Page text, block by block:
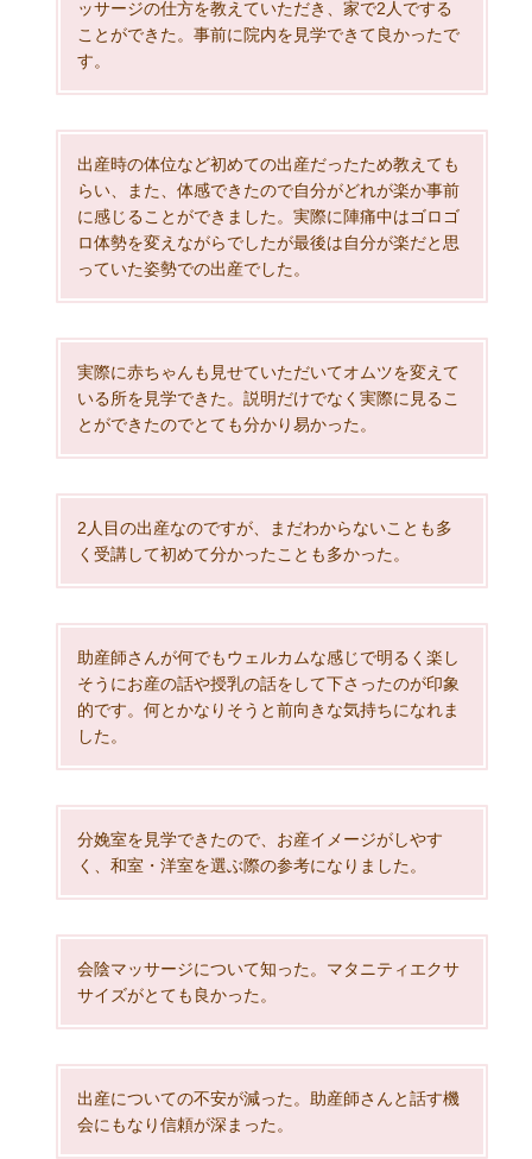
ッサージの仕方を教えていただき、家で2人でする
ことができた。事前に院内を見学できて良かったで
す。
出産時の体位など初めての出産だったため教えても
らい、また、体感できたので自分がどれが楽か事前
に感じることができました。実際に陣痛中はゴロゴ
ロ体勢を変えながらでしたが最後は自分が楽だと思
っていた姿勢での出産でした。
実際に赤ちゃんも見せていただいてオムツを変えて
いる所を見学できた。説明だけでなく実際に見るこ
とができたのでとても分かり易かった。
2人目の出産なのですが、まだわからないことも多
く受講して初めて分かったことも多かった。
助産師さんが何でもウェルカムな感じで明るく楽し
そうにお産の話や授乳の話をして下さったのが印象
的です。何とかなりそうと前向きな気持ちになれま
した。
分娩室を見学できたので、お産イメージがしやす
く、和室・洋室を選ぶ際の参考になりました。
会陰マッサージについて知った。マタニティエクサ
サイズがとても良かった。
出産についての不安が減った。助産師さんと話す機
会にもなり信頼が深まった。